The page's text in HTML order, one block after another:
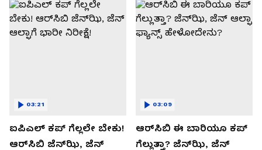
ಐಪಿಎಲ್ ಕಪ್‌ ಗೆಲ್ಲಲೇ ಬೇಕು!
ಆರ್‌ಸಿಬಿ ಜೆನ್‌ಝಿ, ಜೆನ್‌
03:21
ಆರ್‌ಸಿಬಿ ಈ ಬಾರಿಯೂ ಕಪ್‌
ಗೆಲ್ಲುತ್ತಾ? ಜೆನ್‌ಝಿ, ಜೆನ್‌
03:09